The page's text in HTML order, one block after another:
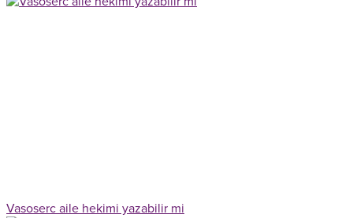
Vasoserc aile hekimi yazabilir mi